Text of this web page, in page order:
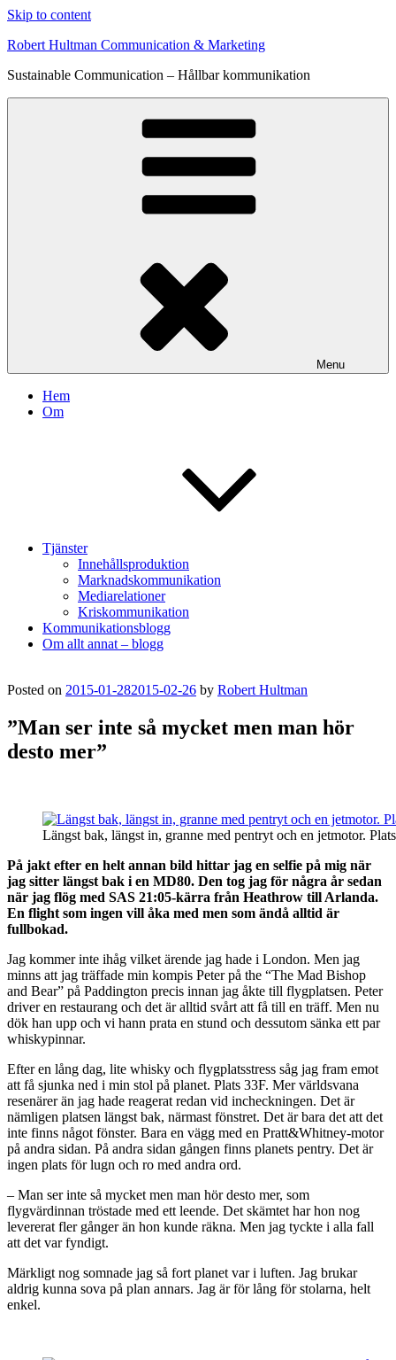
Skip to content
Robert Hultman Communication & Marketing
Sustainable Communication – Hållbar kommunikation
Menu
Hem
Om
Tjänster
Innehållsproduktion
Marknadskommunikation
Mediarelationer
Kriskommunikation
Kommunikationsblogg
Om allt annat – blogg
Posted on 2015-01-282015-02-26 by Robert Hultman
”Man ser inte så mycket men man hör
desto mer”
Längst bak, längst in, granne med pentryt och en jetmotor.
På jakt efter en helt annan bild hittar jag en selfie på mig när
jag sitter längst bak i en MD80. Den tog jag för några år sedan
när jag flög med SAS 21:05-kärra från Heathrow till Arlanda.
En flight som ingen vill åka med men som ändå alltid är
fullbokad.
Jag kommer inte ihåg vilket ärende jag hade i London. Men jag
minns att jag träffade min kompis Peter på the “The Mad Bishop
and Bear” på Paddington precis innan jag åkte till flygplatsen. Peter
driver en restaurang och det är alltid svårt att få till en träff. Men nu
dök han upp och vi hann prata en stund och dessutom sänka ett par
whiskypinnar.
Efter en lång dag, lite whisky och flygplatsstress såg jag fram emot
att få sjunka ned i min stol på planet. Plats 33F. Mer världsvana
resenärer än jag hade reagerat redan vid incheckningen. Det är
nämligen platsen längst bak, närmast fönstret. Det är bara det att det
inte finns något fönster. Bara en vägg med en Pratt&Whitney-motor
på andra sidan. På andra sidan gången finns planets pentry. Det är
ingen plats för lugn och ro med andra ord.
– Man ser inte så mycket men man hör desto mer, som
flygvärdinnan tröstade med ett leende. Det skämtet har hon nog
levererat fler gånger än hon kunde räkna. Men jag tyckte i alla fall
att det var fyndigt.
Märkligt nog somnade jag så fort planet var i luften. Jag brukar
aldrig kunna sova på plan annars. Jag är för lång för stolarna, helt
enkel.